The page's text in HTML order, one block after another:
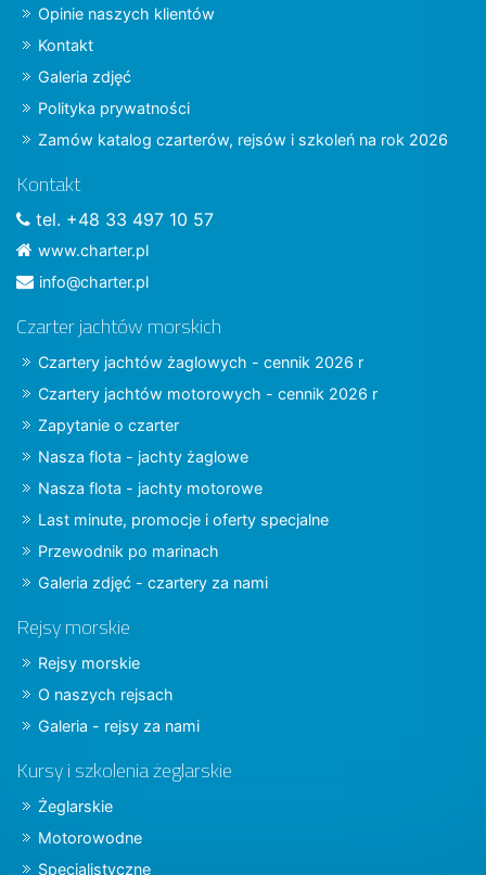
Opinie naszych klientów
Kontakt
Galeria zdjęć
Polityka prywatności
Zamów katalog czarterów, rejsów i szkoleń na rok 2026
Kontakt
tel. +48 33 497 10 57
www.charter.pl
info@charter.pl
Czarter jachtów morskich
Czartery jachtów żaglowych - cennik 2026 r
Czartery jachtów motorowych - cennik 2026 r
Zapytanie o czarter
Nasza flota - jachty żaglowe
Nasza flota - jachty motorowe
Last minute, promocje i oferty specjalne
Przewodnik po marinach
Galeria zdjęć - czartery za nami
Rejsy morskie
Rejsy morskie
O naszych rejsach
Galeria - rejsy za nami
Kursy i szkolenia żeglarskie
Żeglarskie
Motorowodne
Specjalistyczne